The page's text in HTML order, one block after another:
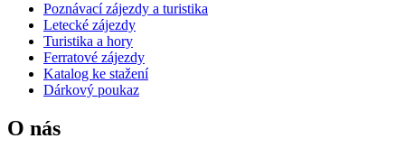
Poznávací zájezdy a turistika
Letecké zájezdy
Turistika a hory
Ferratové zájezdy
Katalog ke stažení
Dárkový poukaz
O nás